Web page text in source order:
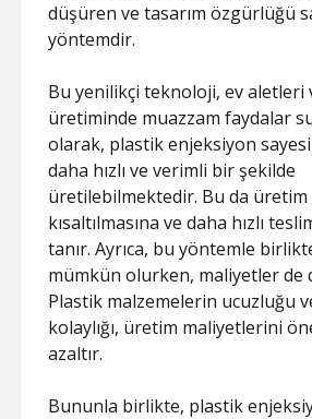
düşüren ve tasarım özgürlüğü
yöntemdir.
Bu yenilikçi teknoloji, ev aletleri
üretiminde muazzam faydalar
olarak, plastik enjeksiyon
daha hızlı ve verimli bir şekilde
üretilebilmektedir. Bu da
kısaltılmasına ve daha hızlı
tanır. Ayrıca, bu yöntemle
mümkün olurken, maliyetler de
Plastik malzemelerin ucuzluğu
kolaylığı, üretim maliyetlerini
azaltır.
Bununla birlikte, plastik